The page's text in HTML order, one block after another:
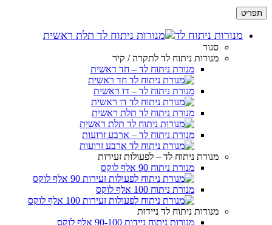
תפריט
מנורות ניתוח לד
סגור
מנורות ניתוח לד לתקרה / קיר
מנורת ניתוח לד – חד ראשית
מנורת ניתוח לד – דו ראשית
מנורת ניתוח לד תלת ראשית
מנורת ניתוח לד – ארבע זרועות
מנורת ניתוח לד – לפעולות זעירות
מנורת ניתוח 90 אלף לוקס
מנורת ניתוח 100 אלף לוקס
מנורות ניתוח לד ניידות
מנורות ניתוח ניידות 90-100 אלף לוקס